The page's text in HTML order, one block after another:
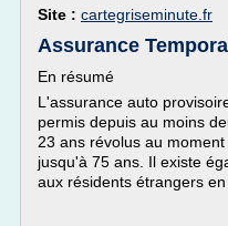
Site : cartegriseminute.fr
Assurance
En résumé
L'assurance auto
permis depuis au moins
23 ans révolus au
jusqu'à 75 ans. Il existe
aux résidents étrangers